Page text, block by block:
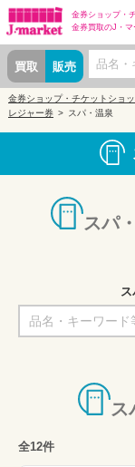
金券ショップ・
金券買取のJ・マ
買取 販売
金券ショップ・チケットショ
レジャー券
スパ・温泉
スパ
ス
全12件